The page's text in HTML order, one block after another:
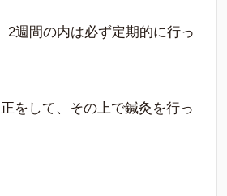
2週間の内は必ず定期的に行っ
をして、その上で鍼灸を行っ